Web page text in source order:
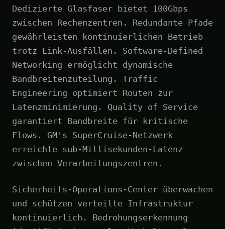
Dedizierte Glasfaser bietet 100Gbps
zwischen Rechenzentren. Redundante Pfade
gewährleisten kontinuierlichen Betrieb
trotz Link-Ausfällen. Software-Defined
Networking ermöglicht dynamische
Bandbreitenzuteilung. Traffic
Engineering optimiert Routen zur
Latenzminimierung. Quality of Service
garantiert Bandbreite für kritische
Flows. GM's SuperCruise-Netzwerk
erreichte sub-Millisekunden-Latenz
zwischen Verarbeitungszentren.
Sicherheits-Operations-Center überwachen
und schützen verteilte Infrastruktur
kontinuierlich. Bedrohungserkennung